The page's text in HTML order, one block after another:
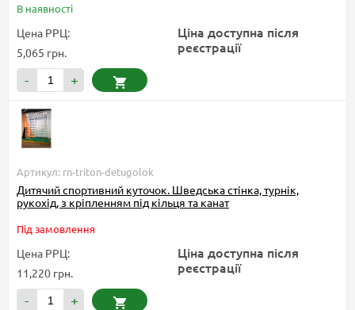
В наявності
Цена РРЦ:
5,065 грн.
Ціна доступна після
реєстрації
- +
Артикул: rn-triton-detugolok
Дитячий спортивний куточок. Шведська стінка, турнік,
рукохід, з кріпленням під кільця та канат
Під замовлення
Цена РРЦ:
11,220 грн.
Ціна доступна після
реєстрації
- +